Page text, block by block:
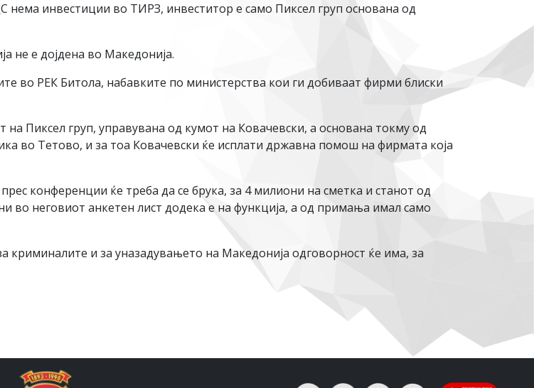
нема инвестиции во ТИРЗ, инвеститор е само Пиксел груп основана од
не е дојдена во Македонија.
во РЕК Битола, набавките по министерства кои ги добиваат фирми блиски
Пиксел груп, управувана од кумот на Ковачевски, а основана токму од
во Тетово, и за тоа Ковачевски ќе исплати државна помош на фирмата која
конференции ќе треба да се брука, за 4 милиони на сметка и станот од
во неговиот анкетен лист додека е на функција, а од примања имал само
криминалите и за уназадувањето на Македонија одговорност ќе има, за